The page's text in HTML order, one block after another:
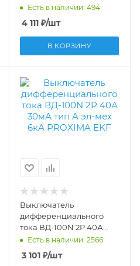
300мА тип AC эл-мех 6кА
PROXIMA EKF
E1026MS50300
Есть в наличии: 494
4 111₽/шт
В КОРЗИНУ
Выключатель
дифференциального
тока ВД-100N 2P 40А
30мА тип A эл-мех 6кА
PROXIMA EKF
E1026MA4030
Есть в наличии: 2566
3 101₽/шт